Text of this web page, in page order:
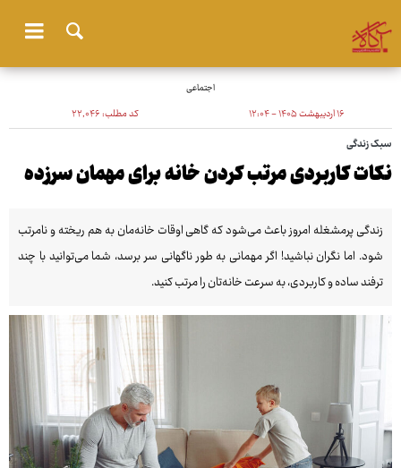
اجتماعی
۱۶ اردیبهشت ۱۴۰۵ - ۱۲:۰۴ کد مطلب:۲۲٬۰۴۶
سبک زندگی
نکات کاربردی مرتب کردن خانه برای مهمان سرزده
زندگی پرمشغله امروز باعث می‌شود که گاهی اوقات خانه‌مان به هم ریخته و نامرتب
شود. اما نگران نباشید! اگر مهمانی به طور ناگهانی سر برسد، شما می‌توانید با چند
ترفند ساده و کاربردی، به سرعت خانه‌تان را مرتب کنید.